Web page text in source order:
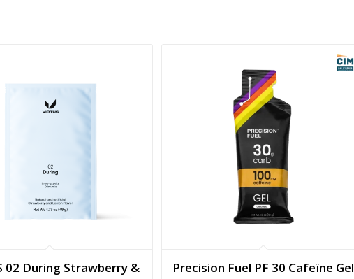
02 During Strawberry &
Precision Fuel PF 30 Cafeïne Gel